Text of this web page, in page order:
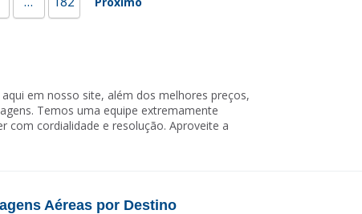
em nosso site, além dos melhores preços,
Temos uma equipe extremamente
com cordialidade e resolução. Aproveite a
Aéreas por Destino